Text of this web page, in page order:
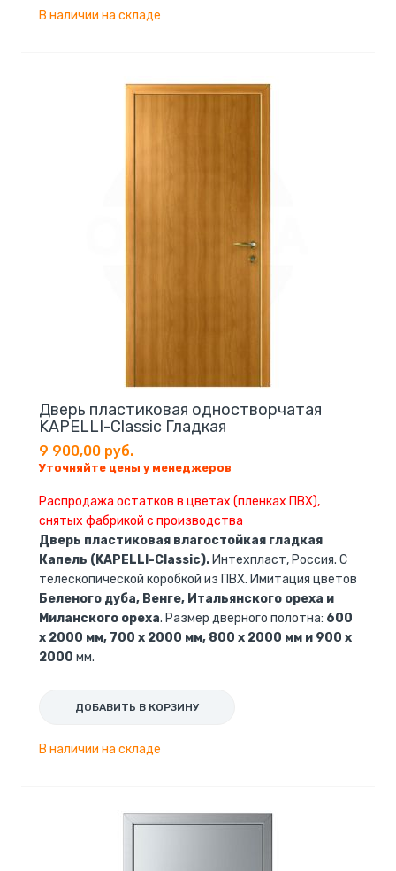
В наличии на складе
Дверь пластиковая одностворчатая
KAPELLI-Classic Гладкая
9 900,00 руб.
Уточняйте цены у менеджеров
Распродажа остатков в цветах (пленках ПВХ),
снятых фабрикой с производства
Дверь пластиковая влагостойкая гладкая
Капель (KAPELLI-Classic). Интехпласт, Россия. С
телескопической коробкой из ПВХ. Имитация цветов
Беленого дуба, Венге, Итальянского ореха и
Миланского ореха. Размер дверного полотна: 600
x 2000 мм, 700 x 2000 мм, 800 x 2000 мм и 900 x
2000 мм.
ДОБАВИТЬ В КОРЗИНУ
В наличии на складе